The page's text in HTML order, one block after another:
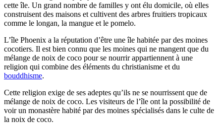
cette île. Un grand nombre de familles y ont élu domicile, où elles
construisent des maisons et cultivent des arbres fruitiers tropicaux
comme le longan, la mangue et le pomelo.
L’île Phoenix a la réputation d’être une île habitée par des moines
cocotiers. Il est bien connu que les moines qui ne mangent que du
mélange de noix de coco pour se nourrir appartiennent à une
religion qui combine des éléments du christianisme et du
bouddhisme.
Cette religion exige de ses adeptes qu’ils ne se nourrissent que de
mélange de noix de coco. Les visiteurs de l’île ont la possibilité de
voir un monastère habité par des moines spécialisés dans le culte de
la noix de coco.